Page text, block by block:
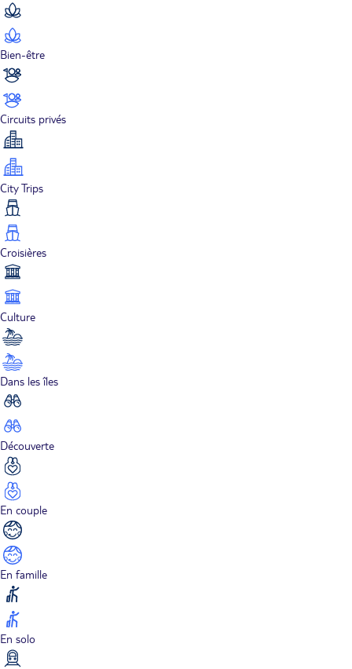
Bien-être
Circuits privés
City Trips
Croisières
Culture
Dans les îles
Découverte
En couple
En famille
En solo